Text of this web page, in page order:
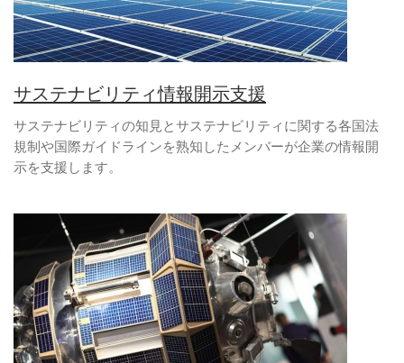
サステナビリティ情報開示支援
サステナビリティの知見とサステナビリティに関する各国法
規制や国際ガイドラインを熟知したメンバーが企業の情報開
示を支援します。